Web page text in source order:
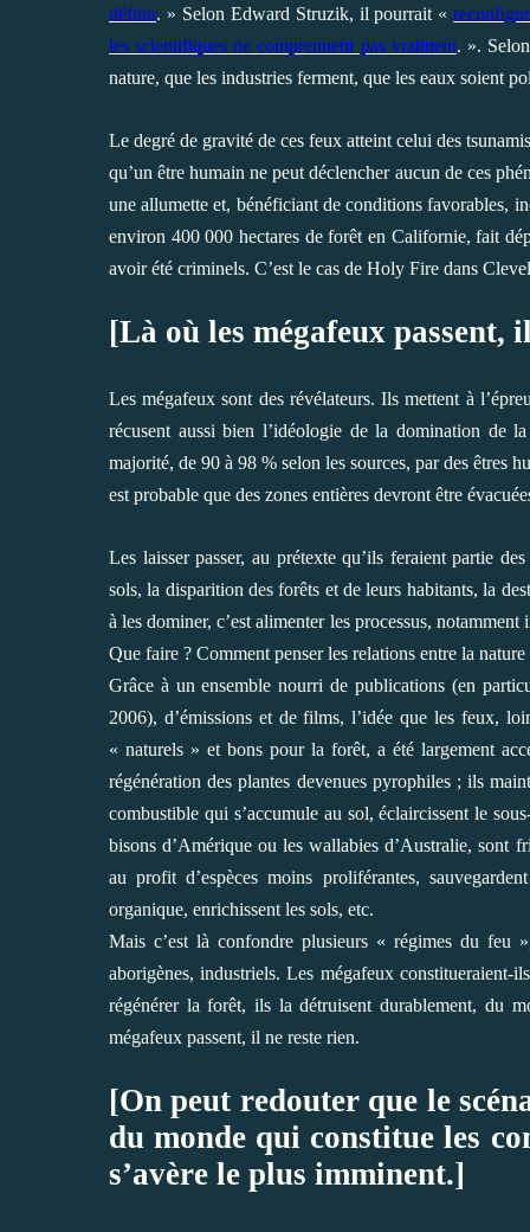
définir. » Selon Edward Struzik, il pourrait «
les scientifiques ne comprennent pas vraiment. ».
nature, que les industries ferment, que les eaux soient
Le degré de gravité de ces feux atteint celui des
qu’un être humain ne peut déclencher aucun de ces
une allumette et, bénéficiant de conditions favorables,
environ 400 000 hectares de forêt en Californie, fait
avoir été criminels. C’est le cas de Holy Fire dans
[Là où les mégafeux passent,
Les mégafeux sont des révélateurs. Ils mettent à
récusent aussi bien l’idéologie de la domination de
majorité, de 90 à 98 % selon les sources, par des êtres
est probable que des zones entières devront être
Les laisser passer, au prétexte qu’ils feraient partie
sols, la disparition des forêts et de leurs habitants, la
à les dominer, c’est alimenter les processus,
Que faire ? Comment penser les relations entre la
Grâce à un ensemble nourri de publications (en
2006), d’émissions et de films, l’idée que les feux,
« naturels » et bons pour la forêt, a été largement
régénération des plantes devenues pyrophiles ; ils
combustible qui s’accumule au sol, éclaircissent le
bisons d’Amérique ou les wallabies d’Australie, sont
au profit d’espèces moins proliférantes,
organique, enrichissent les sols, etc.
Mais c’est là confondre plusieurs « régimes du feu
aborigènes, industriels. Les mégafeux
régénérer la forêt, ils la détruisent durablement, du
mégafeux passent, il ne reste rien.
[On peut redouter que le
du monde qui constitue les
s’avère le plus imminent.]